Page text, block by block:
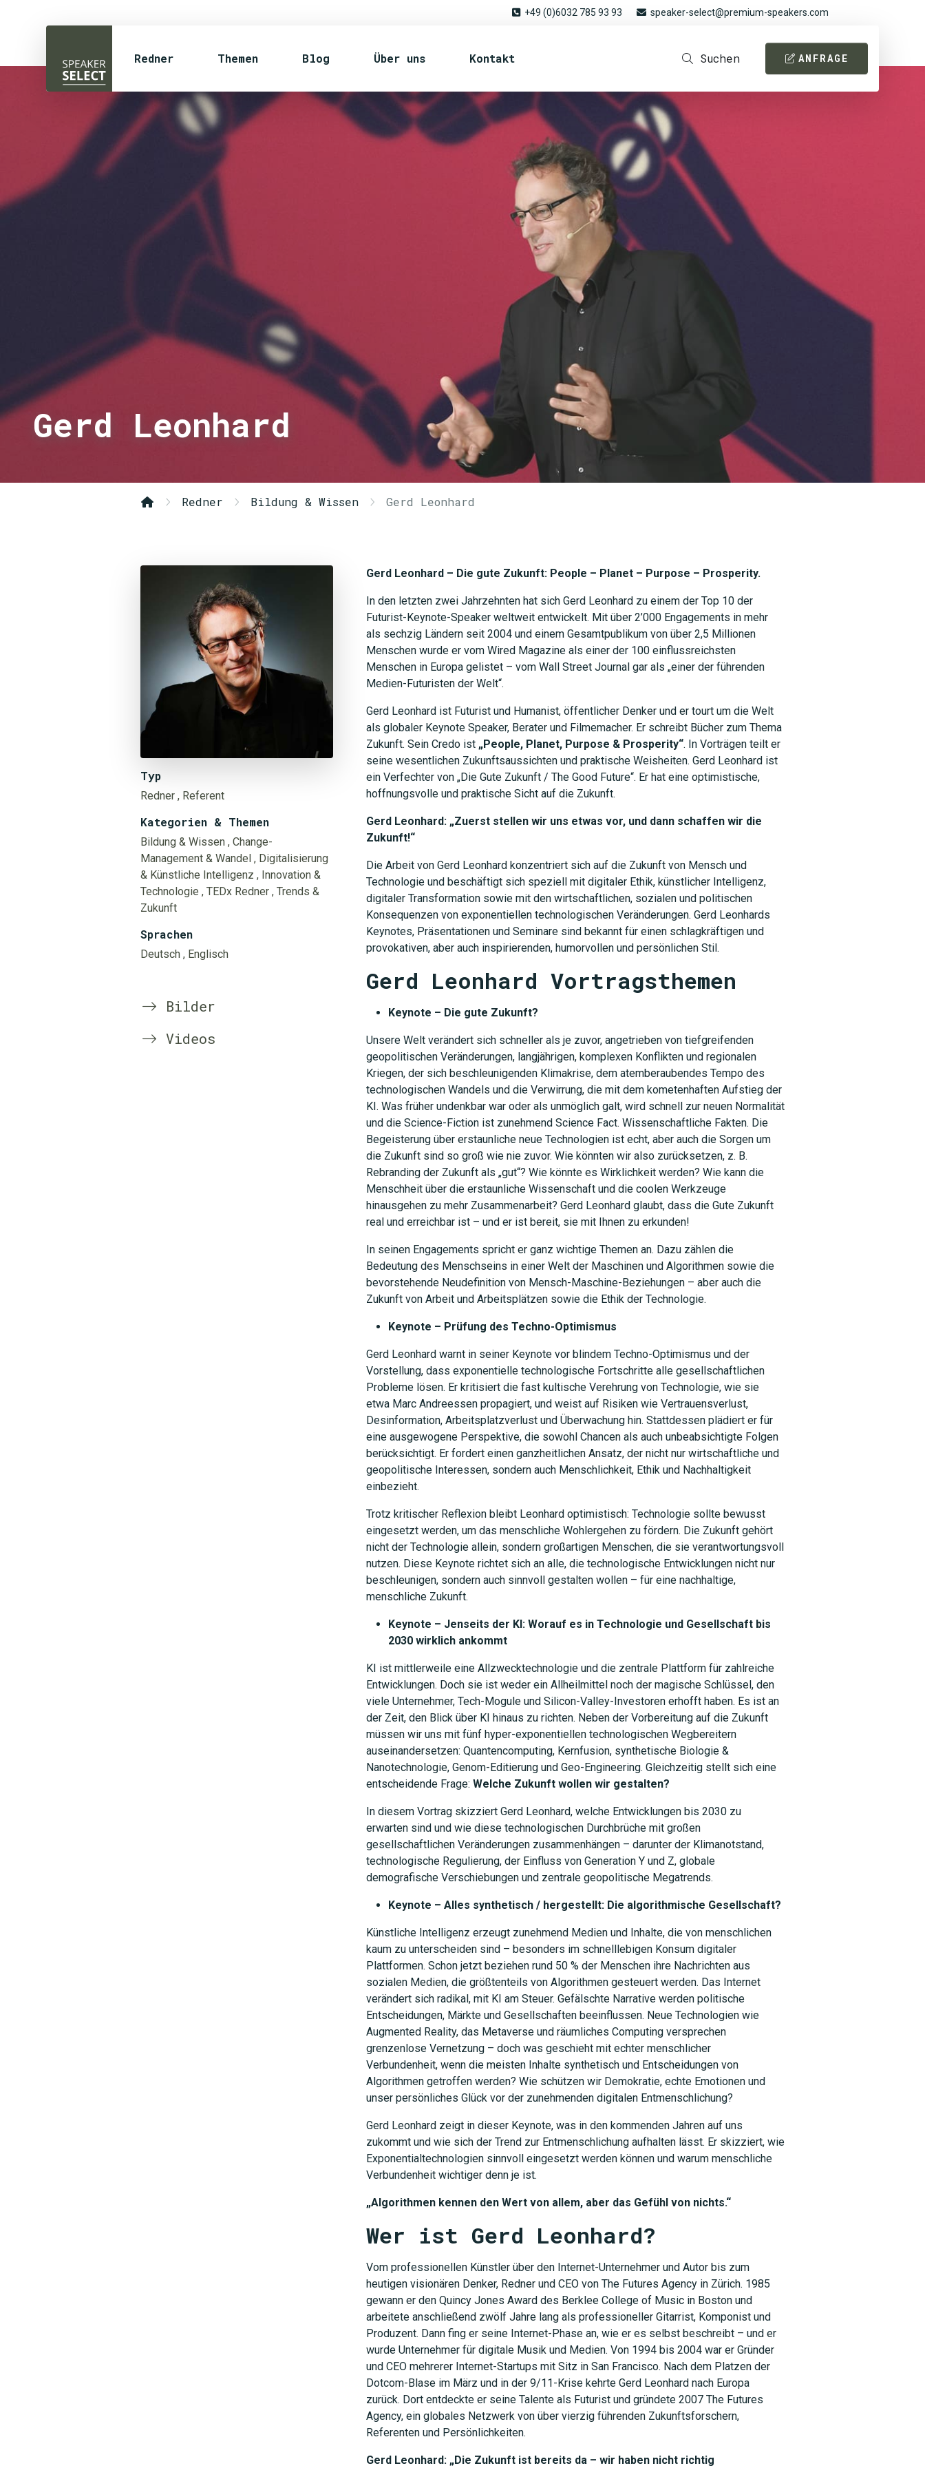
+49 (0)6032 785 93 93 speaker-select@premium-speakers.com
Redner Themen Blog Über uns Kontakt Suchen ANFRAGE
Gerd Leonhard
Redner Bildung & Wissen Gerd Leonhard
Typ
Redner , Referent
Kategorien & Themen
Bildung & Wissen , Change-
Management & Wandel , Digitalisierung
& Künstliche Intelligenz , Innovation &
Technologie , TEDx Redner , Trends &
Zukunft
Sprachen
Deutsch , Englisch
Bilder
Videos
Gerd Leonhard – Die gute Zukunft: People – Planet – Purpose – Prosperity.
In den letzten zwei Jahrzehnten hat sich Gerd Leonhard zu einem der Top 10 der
Futurist-Keynote-Speaker weltweit entwickelt. Mit über 2’000 Engagements in mehr
als sechzig Ländern seit 2004 und einem Gesamtpublikum von über 2,5 Millionen
Menschen wurde er vom Wired Magazine als einer der 100 einflussreichsten
Menschen in Europa gelistet – vom Wall Street Journal gar als „einer der führenden
Medien-Futuristen der Welt“.
Gerd Leonhard ist Futurist und Humanist, öffentlicher Denker und er tourt um die Welt
als globaler Keynote Speaker, Berater und Filmemacher. Er schreibt Bücher zum Thema
Zukunft. Sein Credo ist „People, Planet, Purpose & Prosperity“. In Vorträgen teilt er
seine wesentlichen Zukunftsaussichten und praktische Weisheiten. Gerd Leonhard ist
ein Verfechter von „Die Gute Zukunft / The Good Future“. Er hat eine optimistische,
hoffnungsvolle und praktische Sicht auf die Zukunft.
Gerd Leonhard: „Zuerst stellen wir uns etwas vor, und dann schaffen wir die
Zukunft!“
Die Arbeit von Gerd Leonhard konzentriert sich auf die Zukunft von Mensch und
Technologie und beschäftigt sich speziell mit digitaler Ethik, künstlicher Intelligenz,
digitaler Transformation sowie mit den wirtschaftlichen, sozialen und politischen
Konsequenzen von exponentiellen technologischen Veränderungen. Gerd Leonhards
Keynotes, Präsentationen und Seminare sind bekannt für einen schlagkräftigen und
provokativen, aber auch inspirierenden, humorvollen und persönlichen Stil.
Gerd Leonhard Vortragsthemen
Keynote – Die gute Zukunft?
Unsere Welt verändert sich schneller als je zuvor, angetrieben von tiefgreifenden
geopolitischen Veränderungen, langjährigen, komplexen Konflikten und regionalen
Kriegen, der sich beschleunigenden Klimakrise, dem atemberaubendes Tempo des
technologischen Wandels und die Verwirrung, die mit dem kometenhaften Aufstieg der
KI. Was früher undenkbar war oder als unmöglich galt, wird schnell zur neuen Normalität
und die Science-Fiction ist zunehmend Science Fact. Wissenschaftliche Fakten. Die
Begeisterung über erstaunliche neue Technologien ist echt, aber auch die Sorgen um
die Zukunft sind so groß wie nie zuvor. Wie könnten wir also zurücksetzen, z. B.
Rebranding der Zukunft als „gut“? Wie könnte es Wirklichkeit werden? Wie kann die
Menschheit über die erstaunliche Wissenschaft und die coolen Werkzeuge
hinausgehen zu mehr Zusammenarbeit? Gerd Leonhard glaubt, dass die Gute Zukunft
real und erreichbar ist – und er ist bereit, sie mit Ihnen zu erkunden!
In seinen Engagements spricht er ganz wichtige Themen an. Dazu zählen die
Bedeutung des Menschseins in einer Welt der Maschinen und Algorithmen sowie die
bevorstehende Neudefinition von Mensch-Maschine-Beziehungen – aber auch die
Zukunft von Arbeit und Arbeitsplätzen sowie die Ethik der Technologie.
Keynote – Prüfung des Techno-Optimismus
Gerd Leonhard warnt in seiner Keynote vor blindem Techno-Optimismus und der
Vorstellung, dass exponentielle technologische Fortschritte alle gesellschaftlichen
Probleme lösen. Er kritisiert die fast kultische Verehrung von Technologie, wie sie
etwa Marc Andreessen propagiert, und weist auf Risiken wie Vertrauensverlust,
Desinformation, Arbeitsplatzverlust und Überwachung hin. Stattdessen plädiert er für
eine ausgewogene Perspektive, die sowohl Chancen als auch unbeabsichtigte Folgen
berücksichtigt. Er fordert einen ganzheitlichen Ansatz, der nicht nur wirtschaftliche und
geopolitische Interessen, sondern auch Menschlichkeit, Ethik und Nachhaltigkeit
einbezieht.
Trotz kritischer Reflexion bleibt Leonhard optimistisch: Technologie sollte bewusst
eingesetzt werden, um das menschliche Wohlergehen zu fördern. Die Zukunft gehört
nicht der Technologie allein, sondern großartigen Menschen, die sie verantwortungsvoll
nutzen. Diese Keynote richtet sich an alle, die technologische Entwicklungen nicht nur
beschleunigen, sondern auch sinnvoll gestalten wollen – für eine nachhaltige,
menschliche Zukunft.
Keynote – Jenseits der KI: Worauf es in Technologie und Gesellschaft bis
2030 wirklich ankommt
KI ist mittlerweile eine Allzwecktechnologie und die zentrale Plattform für zahlreiche
Entwicklungen. Doch sie ist weder ein Allheilmittel noch der magische Schlüssel, den
viele Unternehmer, Tech-Mogule und Silicon-Valley-Investoren erhofft haben. Es ist an
der Zeit, den Blick über KI hinaus zu richten. Neben der Vorbereitung auf die Zukunft
müssen wir uns mit fünf hyper-exponentiellen technologischen Wegbereitern
auseinandersetzen: Quantencomputing, Kernfusion, synthetische Biologie &
Nanotechnologie, Genom-Editierung und Geo-Engineering. Gleichzeitig stellt sich eine
entscheidende Frage: Welche Zukunft wollen wir gestalten?
In diesem Vortrag skizziert Gerd Leonhard, welche Entwicklungen bis 2030 zu
erwarten sind und wie diese technologischen Durchbrüche mit großen
gesellschaftlichen Veränderungen zusammenhängen – darunter der Klimanotstand,
technologische Regulierung, der Einfluss von Generation Y und Z, globale
demografische Verschiebungen und zentrale geopolitische Megatrends.
Keynote – Alles synthetisch / hergestellt: Die algorithmische Gesellschaft?
Künstliche Intelligenz erzeugt zunehmend Medien und Inhalte, die von menschlichen
kaum zu unterscheiden sind – besonders im schnelllebigen Konsum digitaler
Plattformen. Schon jetzt beziehen rund 50 % der Menschen ihre Nachrichten aus
sozialen Medien, die größtenteils von Algorithmen gesteuert werden. Das Internet
verändert sich radikal, mit KI am Steuer. Gefälschte Narrative werden politische
Entscheidungen, Märkte und Gesellschaften beeinflussen. Neue Technologien wie
Augmented Reality, das Metaverse und räumliches Computing versprechen
grenzenlose Vernetzung – doch was geschieht mit echter menschlicher
Verbundenheit, wenn die meisten Inhalte synthetisch und Entscheidungen von
Algorithmen getroffen werden? Wie schützen wir Demokratie, echte Emotionen und
unser persönliches Glück vor der zunehmenden digitalen Entmenschlichung?
Gerd Leonhard zeigt in dieser Keynote, was in den kommenden Jahren auf uns
zukommt und wie sich der Trend zur Entmenschlichung aufhalten lässt. Er skizziert, wie
Exponentialtechnologien sinnvoll eingesetzt werden können und warum menschliche
Verbundenheit wichtiger denn je ist.
„Algorithmen kennen den Wert von allem, aber das Gefühl von nichts.“
Wer ist Gerd Leonhard?
Vom professionellen Künstler über den Internet-Unternehmer und Autor bis zum
heutigen visionären Denker, Redner und CEO von The Futures Agency in Zürich. 1985
gewann er den Quincy Jones Award des Berklee College of Music in Boston und
arbeitete anschließend zwölf Jahre lang als professioneller Gitarrist, Komponist und
Produzent. Dann fing er seine Internet-Phase an, wie er es selbst beschreibt – und er
wurde Unternehmer für digitale Musik und Medien. Von 1994 bis 2004 war er Gründer
und CEO mehrerer Internet-Startups mit Sitz in San Francisco. Nach dem Platzen der
Dotcom-Blase im März und in der 9/11-Krise kehrte Gerd Leonhard nach Europa
zurück. Dort entdeckte er seine Talente als Futurist und gründete 2007 The Futures
Agency, ein globales Netzwerk von über vierzig führenden Zukunftsforschern,
Referenten und Persönlichkeiten.
Gerd Leonhard: „Die Zukunft ist bereits da – wir haben nicht richtig
JETZT SUCHEN